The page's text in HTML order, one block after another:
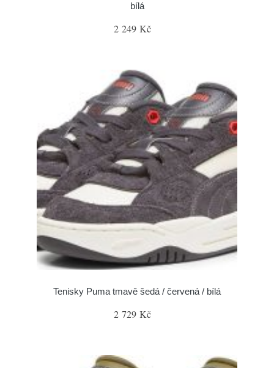
bílá
2 249 Kč
Tenisky Puma tmavě šedá / červená / bílá
2 729 Kč